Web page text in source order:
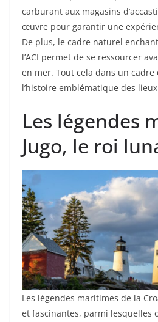
carburant aux magasins
œuvre pour garantir une
De plus, le cadre naturel
l’ACI permet de se ressourcer
en mer. Tout cela dans un cadre
l’histoire emblématique des
Les légendes
Jugo, le roi
Les légendes maritimes de la
et fascinantes, parmi lesquelles